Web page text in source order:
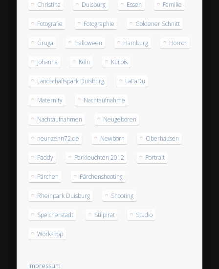
Christina Duisburg Essen Familie
Fotografie Fotographie Goldener Schnitt
Gruga Halloween Hamburg Horror
Johanna Köln Kürbis
Landschaftspark Duisburg LaPaDu
Maternity Nachtaufnahme
Nachtaufnahmen Neugeboren
neunzehn72.de Newborn Oberhausen
Paddy Parkleuchten 2012 Portrait
Pärchen Pärchenshooting
Rheinpark Duisburg Shooting
Speicherstadt Stilpirat Studio
Workshop
Impressum